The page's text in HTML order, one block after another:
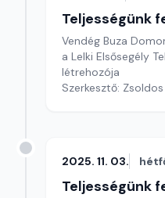
Teljességünk
Vendég Buza
a Lelki Elsősegély
létrehozója
Szerkesztő: Zsoldos
2025. 11. 03.
Teljességünk